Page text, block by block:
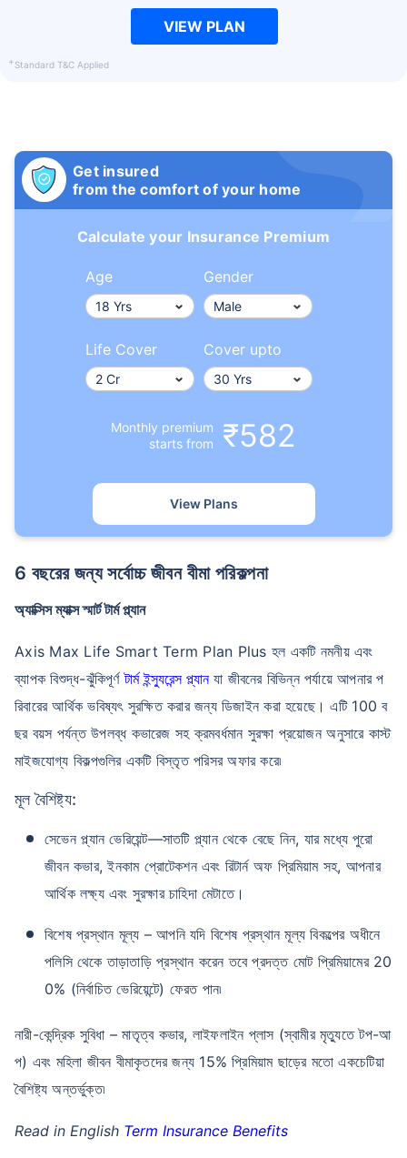
VIEW PLAN
+Standard T&C Applied
Get insured
from the comfort of your home
Calculate your Insurance Premium
Age Gender
Life Cover Cover upto
Monthly premium
starts from
₹582
View Plans
6 বছরের জন্য সর্বোচ্চ জীবন বীমা পরিকল্পনা
অ্যাক্সিস ম্যাক্স স্মার্ট টার্ম প্ল্যান
Axis Max Life Smart Term Plan Plus হল একটি নমনীয় এবং
ব্যাপক বিশুদ্ধ-ঝুঁকিপূর্ণটার্ম ইন্স্যুরেন্স প্ল্যানযা জীবনের বিভিন্ন পর্যায়ে আপনার প
রিবারের আর্থিক ভবিষ্যৎ সুরক্ষিত করার জন্য ডিজাইন করা হয়েছে। এটি 100 ব
ছর বয়স পর্যন্ত উপলব্ধ কভারেজ সহ ক্রমবর্ধমান সুরক্ষা প্রয়োজন অনুসারে কাস্ট
মাইজযোগ্য বিকল্পগুলির একটি বিস্তৃত পরিসর অফার করে৷
মূল বৈশিষ্ট্য:
সেভেন প্ল্যান ভেরিয়েন্ট—সাতটি প্ল্যান থেকে বেছে নিন, যার মধ্যে পুরো
জীবন কভার, ইনকাম প্রোটেকশন এবং রিটার্ন অফ প্রিমিয়াম সহ, আপনার
আর্থিক লক্ষ্য এবং সুরক্ষার চাহিদা মেটাতে।
বিশেষ প্রস্থান মূল্য – আপনি যদি বিশেষ প্রস্থান মূল্য বিকল্পের অধীনে
পলিসি থেকে তাড়াতাড়ি প্রস্থান করেন তবে প্রদত্ত মোট প্রিমিয়ামের 20
0% (নির্বাচিত ভেরিয়েন্টে) ফেরত পান৷
নারী-কেন্দ্রিক সুবিধা – মাতৃত্ব কভার, লাইফলাইন প্লাস (স্বামীর মৃত্যুতে টপ-আ
প) এবং মহিলা জীবন বীমাকৃতদের জন্য 15% প্রিমিয়াম ছাড়ের মতো একচেটিয়া
বৈশিষ্ট্য অন্তর্ভুক্ত৷
Read in English Term Insurance Benefits
বয়স কীভাবে টার্ম ইন্স্যুরেন্স
৩৪ বছর